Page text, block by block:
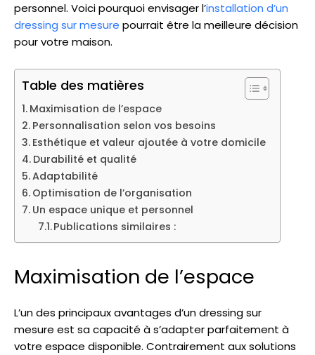
personnel. Voici pourquoi envisager l’installation d’un
dressing sur mesure pourrait être la meilleure décision
pour votre maison.
Table des matières
Maximisation de l’espace
Personnalisation selon vos besoins
Esthétique et valeur ajoutée à votre domicile
Durabilité et qualité
Adaptabilité
Optimisation de l’organisation
Un espace unique et personnel
Publications similaires :
Maximisation de l’espace
L’un des principaux avantages d’un dressing sur
mesure est sa capacité à s’adapter parfaitement à
votre espace disponible. Contrairement aux solutions